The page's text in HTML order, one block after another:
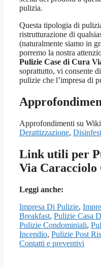
pulizia.
Questa tipologia di
ristrutturazione di
(naturalmente siamo in
porremo la nostra
Pulizie Case di Cura
soprattutto, vi consente
pulizie che l’impresa di
Approfondimenti su
Derattizzazione,
Link utili per
Via Caracciolo
Leggi anche:
Impresa Di Pulizie,
Breakfast, Pulizie Casa
Pulizie Condominiali,
Incendio, Pulizie Post
Contatti e preventivi